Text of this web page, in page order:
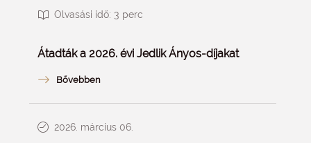
Olvasási idő: 3 perc
Átadták a 2026. évi Jedlik Ányos-díjakat
2026. március 06.